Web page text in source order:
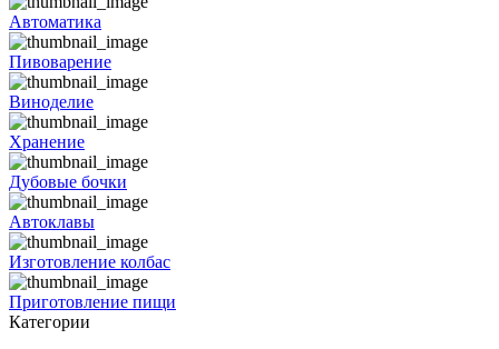
Автоматика
Пивоварение
Виноделие
Хранение
Дубовые бочки
Автоклавы
Изготовление колбас
Приготовление пищи
Категории